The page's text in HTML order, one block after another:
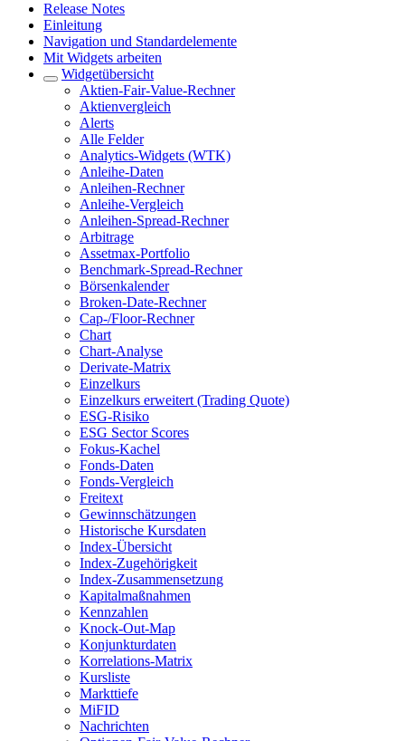
Release Notes
Einleitung
Navigation und Standardelemente
Mit Widgets arbeiten
Widgetübersicht
Aktien-Fair-Value-Rechner
Aktienvergleich
Alerts
Alle Felder
Analytics-Widgets (WTK)
Anleihe-Daten
Anleihen-Rechner
Anleihe-Vergleich
Anleihen-Spread-Rechner
Arbitrage
Assetmax-Portfolio
Benchmark-Spread-Rechner
Börsenkalender
Broken-Date-Rechner
Cap-/Floor-Rechner
Chart
Chart-Analyse
Derivate-Matrix
Einzelkurs
Einzelkurs erweitert (Trading Quote)
ESG-Risiko
ESG Sector Scores
Fokus-Kachel
Fonds-Daten
Fonds-Vergleich
Freitext
Gewinnschätzungen
Historische Kursdaten
Index-Übersicht
Index-Zugehörigkeit
Index-Zusammensetzung
Kapitalmaßnahmen
Kennzahlen
Knock-Out-Map
Konjunkturdaten
Korrelations-Matrix
Kursliste
Markttiefe
MiFID
Nachrichten